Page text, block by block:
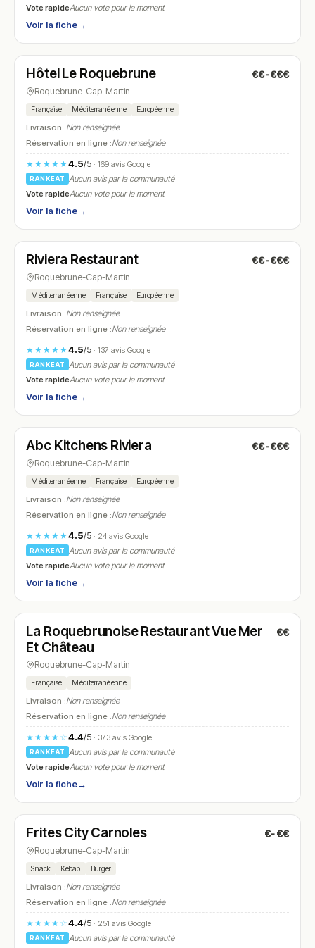
Vote rapideAucun vote pour le moment
Voir la fiche→
N° 24
Hôtel Le Roquebrune €€-€€€
Roquebrune-Cap-Martin
Française Méditerranéenne Européenne
Livraison :Non renseignée
Réservation en ligne :Non renseignée
★★★★★4.5/5· 169 avis Google
RANKEAT
Aucun avis par la communauté
Vote rapideAucun vote pour le moment
Voir la fiche→
N° 25
Riviera Restaurant €€-€€€
Roquebrune-Cap-Martin
Méditerranéenne Française Européenne
Livraison :Non renseignée
Réservation en ligne :Non renseignée
★★★★★4.5/5· 137 avis Google
RANKEAT
Aucun avis par la communauté
Vote rapideAucun vote pour le moment
Voir la fiche→
N° 26
Abc Kitchens Riviera €€-€€€
Roquebrune-Cap-Martin
Méditerranéenne Française Européenne
Livraison :Non renseignée
Réservation en ligne :Non renseignée
★★★★★4.5/5· 24 avis Google
RANKEAT
Aucun avis par la communauté
Vote rapideAucun vote pour le moment
Voir la fiche→
N° 27
La Roquebrunoise Restaurant Vue Mer
Et Château
€€
Roquebrune-Cap-Martin
Française Méditerranéenne
Livraison :Non renseignée
Réservation en ligne :Non renseignée
★★★★☆4.4/5· 373 avis Google
RANKEAT
Aucun avis par la communauté
Vote rapideAucun vote pour le moment
Voir la fiche→
N° 28
Frites City Carnoles €-€€
Roquebrune-Cap-Martin
Snack Kebab Burger
Livraison :Non renseignée
Réservation en ligne :Non renseignée
★★★★☆4.4/5· 251 avis Google
RANKEAT
Aucun avis par la communauté